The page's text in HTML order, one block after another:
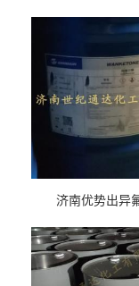
济南优势出异